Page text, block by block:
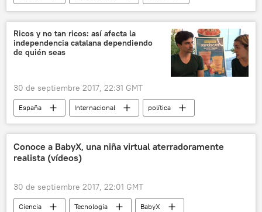
océano Pacífico
continente
🌏 Asia
descubrimientos
noticias
Ricos y no tan ricos: así afecta la
independencia catalana dependiendo
de quién seas
30 de septiembre 2017, 22:31 GMT
España Internacional
política
Economía
Referéndum en Cataluña (2017)
Cataluña
referéndum
independencia
Conoce a BabyX, una niña virtual aterradoramente
realista (vídeos)
30 de septiembre 2017, 22:01 GMT
Ciencia Tecnología
BabyX